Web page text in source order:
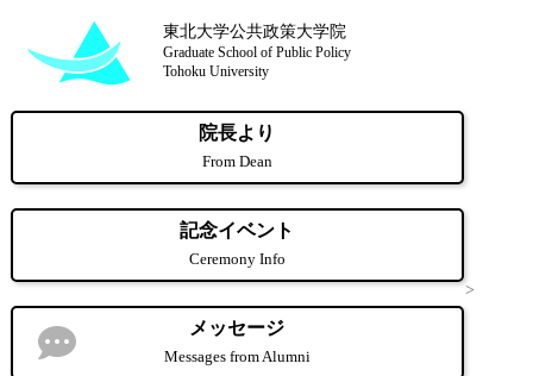
東北大学公共政策大学院
Graduate School of Public Policy
Tohoku University
院長より
From Dean
記念イベント
Ceremony Info
メッセージ
Messages from Alumni
公共政策大学院 公共政策大学院20周年記念特別サイト
20周年記念メッセージ
20周年記念メッセージ｜鹿子生浩輝先生